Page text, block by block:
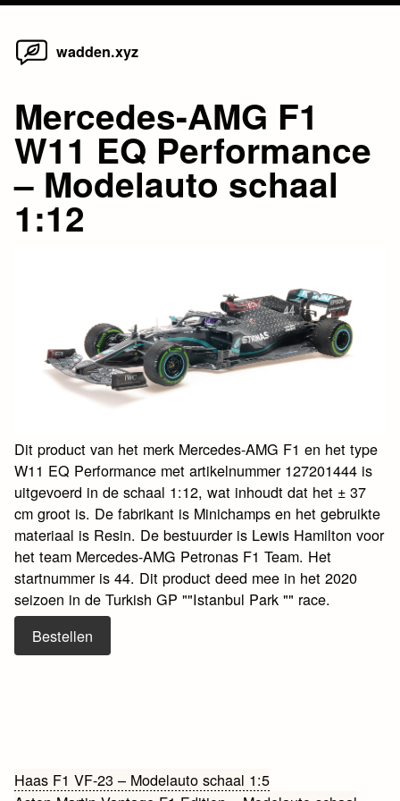
Skip
wadden.xyz
Mercedes-AMG F1
W11 EQ Performance
– Modelauto schaal
1:12
Dit product van het merk Mercedes-AMG F1 en het type
W11 EQ Performance met artikelnummer 127201444 is
uitgevoerd in de schaal 1:12, wat inhoudt dat het ± 37
cm groot is. De fabrikant is Minichamps en het gebruikte
materiaal is Resin. De bestuurder is Lewis Hamilton voor
het team Mercedes-AMG Petronas F1 Team. Het
startnummer is 44. Dit product deed mee in het 2020
seizoen in de Turkish GP ""Istanbul Park "" race.
Bestellen
Bericht
Haas F1 VF-23 – Modelauto schaal 1:5